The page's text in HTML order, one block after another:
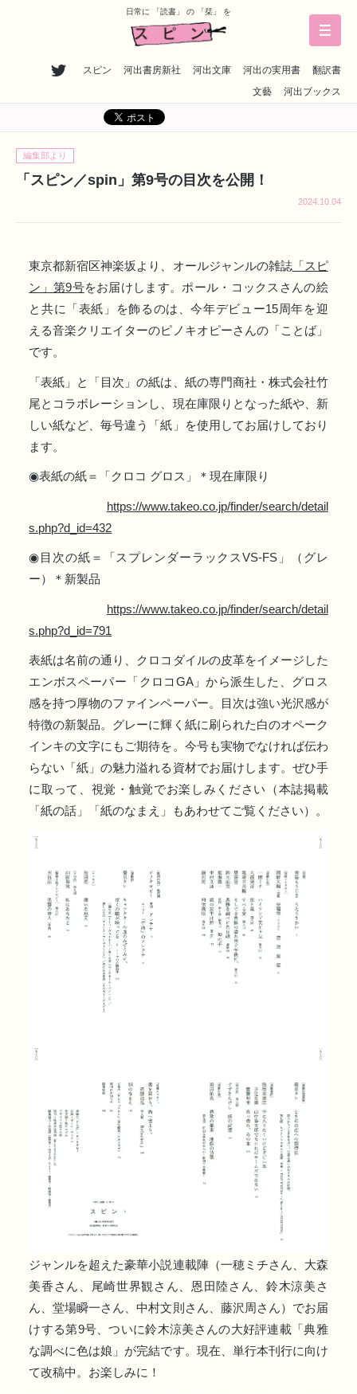
日常に 「読書」 の 「栞」 を
スピン 河出書房新社 河出文庫 河出の実用書
翻訳書
文藝
河出ブックス
編集部より
「スピン／spin」第9号の目次を公開！
2024.10.04
東京都新宿区神楽坂より、オールジャンルの雑誌「スピ
ン」第9号をお届けします。ポール・コックスさんの絵
と共に「表紙」を飾るのは、今年デビュー15周年を迎
える音楽クリエイターのピノキオピーさんの「ことば」
です。
「表紙」と「目次」の紙は、紙の専門商社・株式会社竹
尾とコラボレーションし、現在庫限りとなった紙や、新
しい紙など、毎号違う「紙」を使用してお届けしており
ます。
◉表紙の紙＝「クロコ グロス」＊現在庫限り
https://www.takeo.co.jp/finder/search/detail
s.php?d_id=432
◉目次の紙＝「スプレンダーラックスVS-FS」（グレ
ー）＊新製品
https://www.takeo.co.jp/finder/search/detail
s.php?d_id=791
表紙は名前の通り、クロコダイルの皮革をイメージした
エンボスペーパー「クロコGA」から派生した、グロス
感を持つ厚物のファインペーパー。目次は強い光沢感が
特徴の新製品。グレーに輝く紙に刷られた白のオペーク
インキの文字にもご期待を。今号も実物でなければ伝わ
らない「紙」の魅力溢れる資材でお届けします。ぜひ手
に取って、視覚・触覚でお楽しみください（本誌掲載
「紙の話」「紙のなまえ」もあわせてご覧ください）。
ジャンルを超えた豪華小説連載陣（一穂ミチさん、大森
美香さん、尾崎世界観さん、恩田陸さん、鈴木涼美さ
ん、堂場瞬一さん、中村文則さん、藤沢周さん）でお届
けする第9号、ついに鈴木涼美さんの大好評連載「典雅
な調べに色は娘」が完結です。現在、単行本刊行に向け
て改稿中。お楽しみに！